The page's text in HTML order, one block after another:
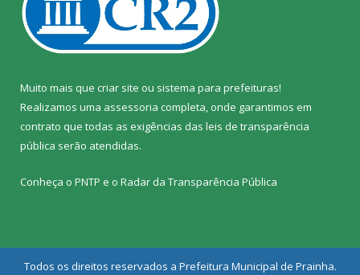
Muito mais que criar site ou sistema para prefeituras!
Realizamos uma assessoria completa, onde garantimos em
contrato que todas as exigências das leis de transparência
pública serão atendidas.
Conheça o PNTP e o Radar da Transparência Pública
Todos os direitos reservados a Prefeitura Municipal de Prainha.